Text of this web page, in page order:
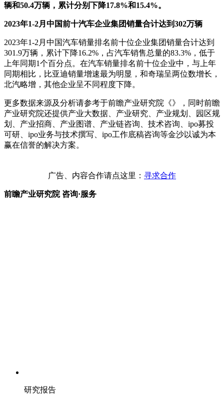
辆和50.4万辆，累计分别下降17.8%和15.4%。
2023年1-2月中国前十汽车企业集团销量合计达到302万辆
2023年1-2月中国汽车销量排名前十位企业集团销量合计达到
301.9万辆，累计下降16.2%，占汽车销售总量的83.3%，低于
上年同期1个百分点。在汽车销量排名前十位企业中，与上年
同期相比，比亚迪销量增速最为明显，和奇瑞呈两位数增长，
北汽略增，其他企业呈不同程度下降。
更多数据来源及分析请参考于前瞻产业研究院《》，同时前瞻
产业研究院还提供产业大数据、产业研究、产业规划、园区规
划、产业招商、产业图谱、产业链咨询、技术咨询、ipo募投
可研、ipo业务与技术撰写、ipo工作底稿咨询等金沙以诚为本
赢在信誉的解决方案。
广告、内容合作请点这里： 寻求合作
前瞻产业研究院 咨询·服务
研究报告